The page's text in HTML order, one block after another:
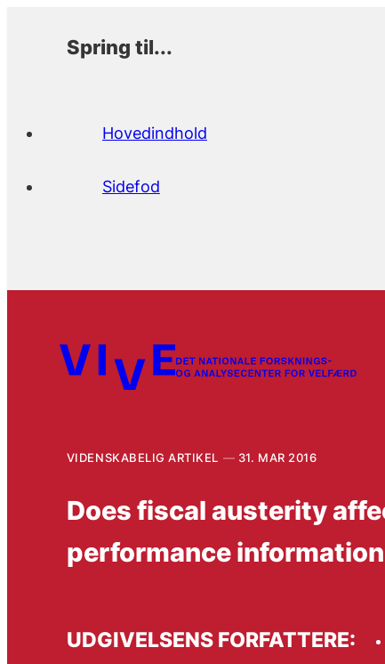
Spring til...
Hovedindhold
Sidefod
VIDENSKABELIG ARTIKEL 31. MAR 2016
Does fiscal austerity
performance
UDGIVELSENS FORFATTERE: